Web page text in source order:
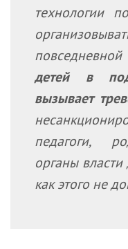
технологии
детей в
вызывает
педагоги,
органы
как этого не